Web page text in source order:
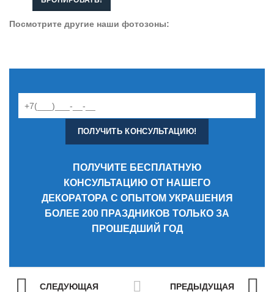
Посмотрите другие наши фотозоны:
ПОЛУЧИТЕ БЕСПЛАТНУЮ
КОНСУЛЬТАЦИЮ ОТ НАШЕГО
ДЕКОРАТОРА С ОПЫТОМ УКРАШЕНИЯ
БОЛЕЕ 200 ПРАЗДНИКОВ ТОЛЬКО ЗА
ПРОШЕДШИЙ ГОД
СЛЕДУЮЩАЯ ПРЕДЫДУЩАЯ